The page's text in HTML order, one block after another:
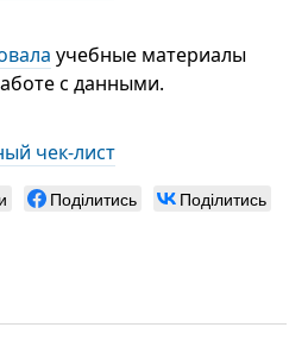
учебные материалы
с данными.
чек-лист
Поділитись Поділитись